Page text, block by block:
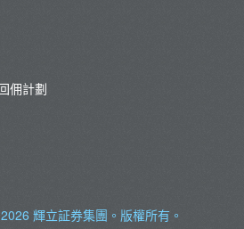
佣計劃
輝立証券集團 。版權所有。